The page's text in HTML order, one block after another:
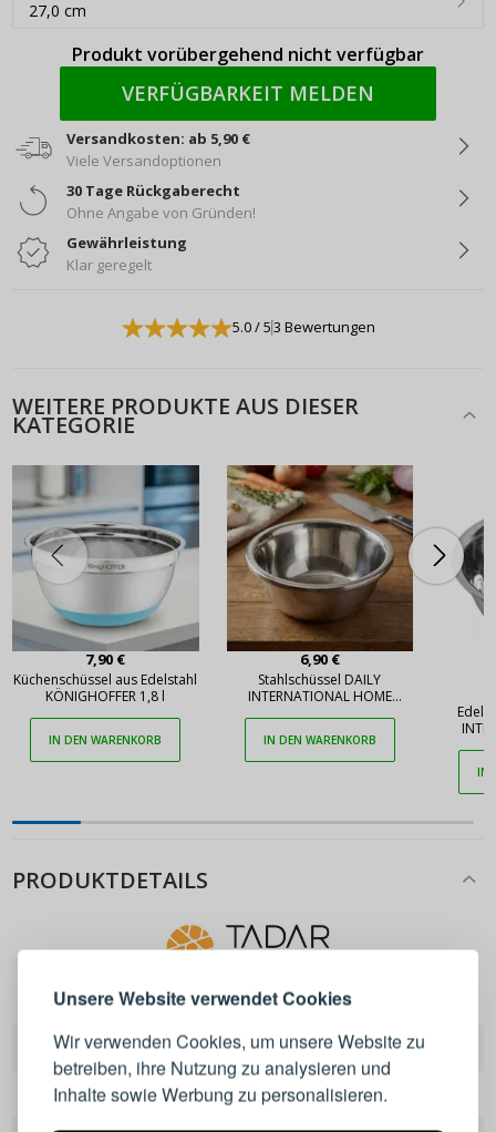
Unsere Website verwendet Cookies
Wir verwenden Cookies, um unsere Website zu
betreiben, ihre Nutzung zu analysieren und
Inhalte sowie Werbung zu personalisieren.
27,0 cm
Produkt vorübergehend nicht verfügbar
VERFÜGBARKEIT MELDEN
Versandkosten: ab 5,90 €
Viele Versandoptionen
30 Tage Rückgaberecht
Ohne Angabe von Gründen!
Gewährleistung
Klar geregelt
5.0/ 53 Bewertungen
WEITERE PRODUKTE AUS DIESER
KATEGORIE
7,90 €
Küchenschüssel aus Edelstahl
KÖNIGHOFFER 1,8 l
IN DEN WARENKORB
6,90 €
Stahlschüssel DAILY
INTERNATIONAL HOME
IN DEN WARENKORB
IN
PRODUKTDETAILS
Tadar
EAN 5900672756050
Marke Tadar
Melden Sie sich bei Ihrem
E-Mail-Adresse